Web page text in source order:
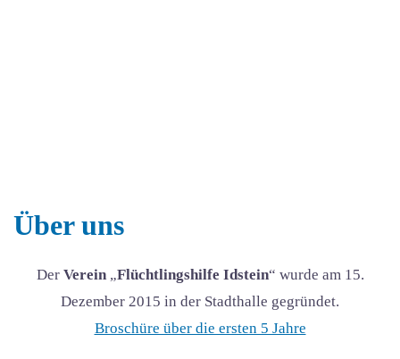
Über uns
Der Verein„Flüchtlingshilfe Idstein“ wurde am 15.
Dezember 2015 in der Stadthalle gegründet.
Broschüre über die ersten 5 Jahre